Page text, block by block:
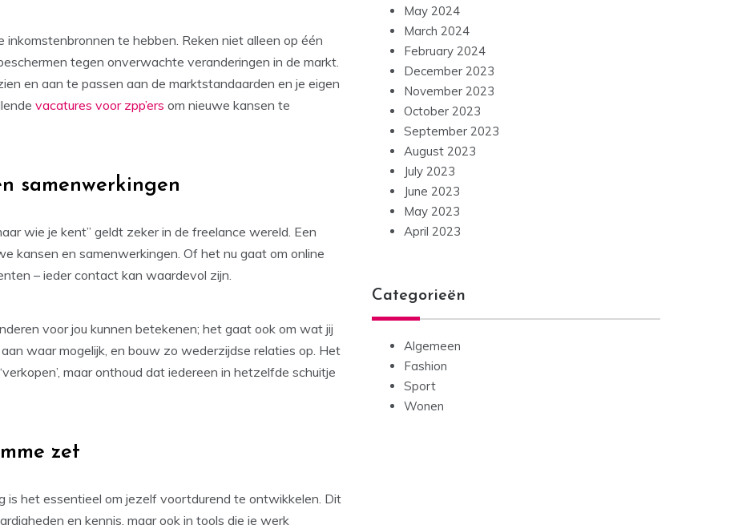
te hebben. Reken niet alleen op één
tegen onverwachte veranderingen in de markt.
en aan te passen aan de marktstandaarden en je eigen
vacatures voor zpp’ers om nieuwe kansen te
samenwerkingen
wie je kent” geldt zeker in de freelance wereld. Een
kansen en samenwerkingen. Of het nu gaat om online
– ieder contact kan waardevol zijn.
voor jou kunnen betekenen; het gaat ook om wat jij
waar mogelijk, en bouw zo wederzijdse relaties op. Het
maar onthoud dat iedereen in hetzelfde schuitje
zet
is het essentieel om jezelf voortdurend te ontwikkelen. Dit
en kennis, maar ook in tools die je werk
May 2024
March 2024
February 2024
December 2023
November 2023
October 2023
September 2023
August 2023
July 2023
June 2023
May 2023
April 2023
Categorieën
Algemeen
Fashion
Sport
Wonen